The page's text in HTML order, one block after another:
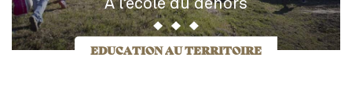
EDUCATION AU TERRITOIRE